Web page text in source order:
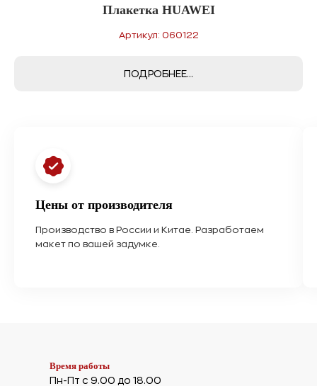
Плакетка HUAWEI
Артикул: 060122
ПОДРОБНЕЕ...
Цены от производителя
Производство в России и Китае. Разработаем
макет по вашей задумке.
Время работы
Пн-Пт с 9.00 до 18.00